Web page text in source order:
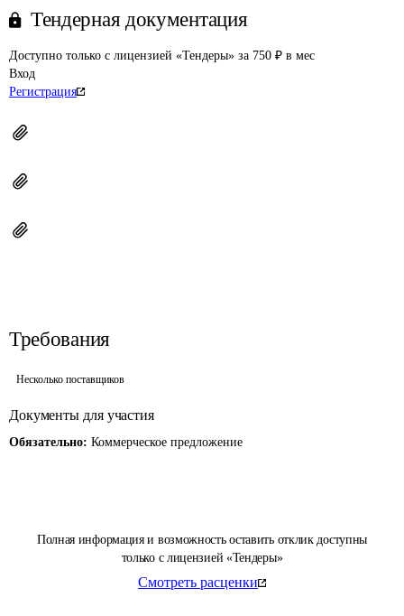
Полная информация и возможность оставить отклик доступны
только с лицензией «Тендеры»
Смотреть расценки
Тендерная документация
Доступно только с лицензией «Тендеры» за 750 ₽ в мес
Вход
Регистрация
Требования
Несколько поставщиков
Документы для участия
Обязательно: Коммерческое предложение